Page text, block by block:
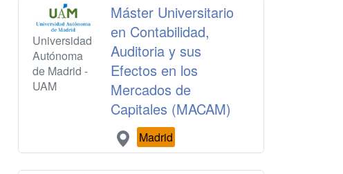
Universidad
Autónoma
de Madrid -
UAM
Máster Universitario
en Contabilidad,
Auditoria y sus
Efectos en los
Mercados de
Capitales (MACAM)
Madrid